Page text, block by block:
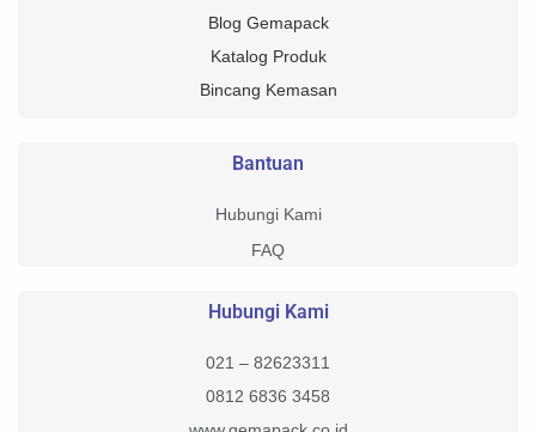
Blog Gemapack
Katalog Produk
Bincang Kemasan
Bantuan
Hubungi Kami
FAQ
Hubungi Kami
021 – 82623311
0812 6836 3458